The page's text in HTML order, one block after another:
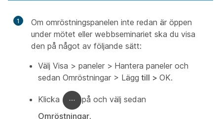
1
Om omröstningspanelen inte redan är öppen
under mötet eller webbseminariet ska du visa
den på något av följande sätt:
Välj Visa > paneler > Hantera paneler och
sedan Omröstningar > Lägg till > OK.
Klicka
på och välj sedan
Omröstningar.